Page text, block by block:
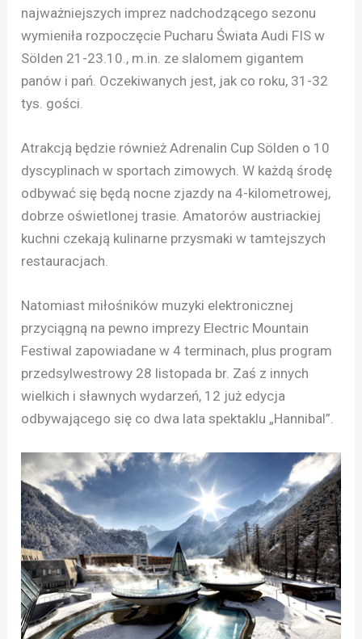
najważniejszych imprez nadchodzącego sezonu
wymieniła rozpoczęcie Pucharu Świata Audi FIS w
Sölden 21-23.10., m.in. ze slalomem gigantem
panów i pań. Oczekiwanych jest, jak co roku, 31-32
tys. gości.
Atrakcją będzie również Adrenalin Cup Sölden o 10
dyscyplinach w sportach zimowych. W każdą środę
odbywać się będą nocne zjazdy na 4-kilometrowej,
dobrze oświetlonej trasie. Amatorów austriackiej
kuchni czekają kulinarne przysmaki w tamtejszych
restauracjach.
Natomiast miłośników muzyki elektronicznej
przyciągną na pewno imprezy Electric Mountain
Festiwal zapowiadane w 4 terminach, plus program
przedsylwestrowy 28 listopada br. Zaś z innych
wielkich i sławnych wydarzeń, 12 już edycja
odbywającego się co dwa lata spektaklu „Hannibal”.